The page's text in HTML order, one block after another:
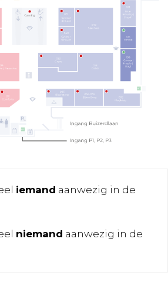
iemand aanwezig in de
niemand aanwezig in de